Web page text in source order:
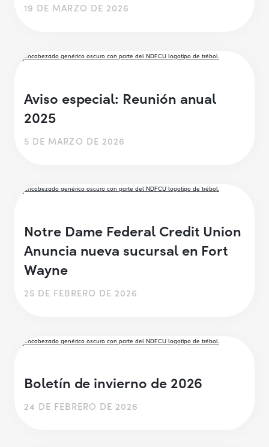
19 DE MARZO DE 2026
Aviso especial: Reunión anual
2025
5 DE MARZO DE 2026
Notre Dame Federal Credit Union
Anuncia nueva sucursal en Fort
Wayne
25 DE FEBRERO DE 2026
Boletín de invierno de 2026
24 DE FEBRERO DE 2026